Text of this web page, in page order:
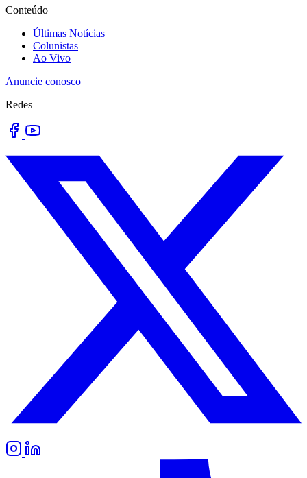
Conteúdo
Últimas Notícias
Colunistas
Ao Vivo
Anuncie conosco
Redes